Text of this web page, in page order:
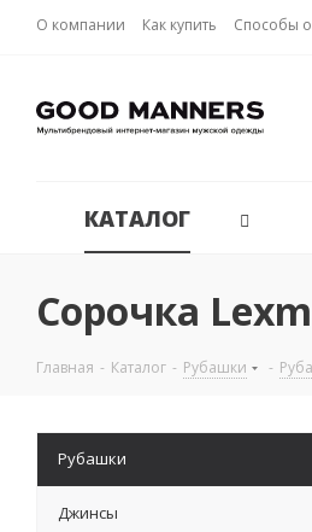
О компании Как купить Способы
КАТАЛОГ
Сорочка
Главная - Каталог - Рубашки -
Рубашки
Джинсы